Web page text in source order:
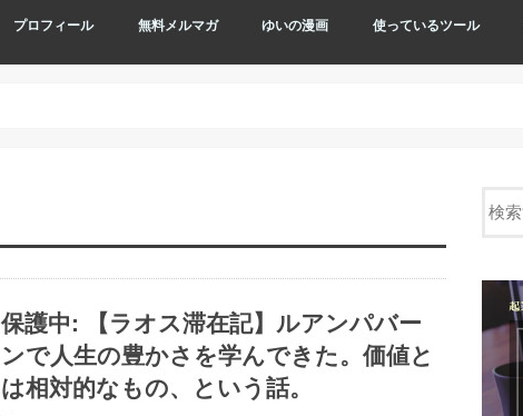
プロフィール 無料メルマガ ゆいの漫画 使っているツール
保護中: 【ラオス滞在記】ルアンパバー
ンで人生の豊かさを学んできた。価値と
は相対的なもの、という話。